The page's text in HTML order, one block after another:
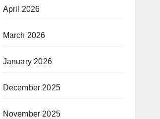
April 2026
March 2026
January 2026
December 2025
November 2025